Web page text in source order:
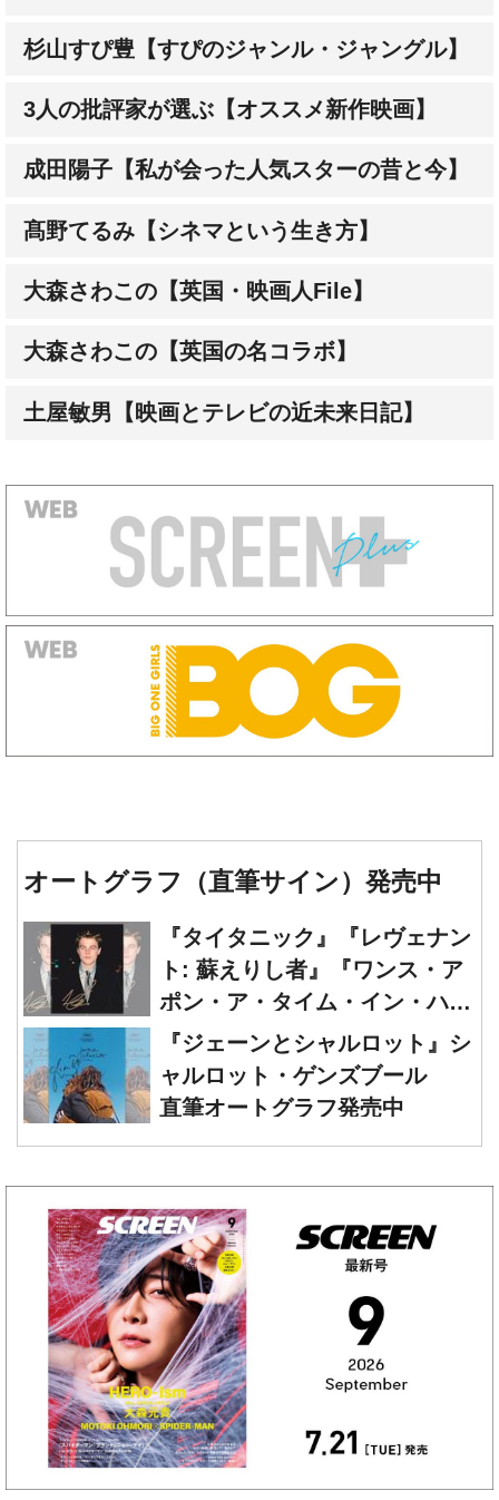
3人の批評家が選ぶ【オススメ新作映画】
成田陽子【私が会った人気スターの昔と今】
髙野てるみ【シネマという生き方】
大森さわこの【英国・映画人File】
大森さわこの【英国の名コラボ】
土屋敏男【映画とテレビの近未来日記】
『タイタニック』『レヴェナン
ポン・ア・タイム・イン・ハリ
ウッド』レオナルド・ディカプ
リオ 直筆オートグラフ発売中
『ジェーンとシャルロット』シ
直筆オートグラフ発売中